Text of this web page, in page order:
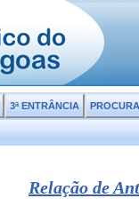
3ª ENTRÂNCIA
Relação de